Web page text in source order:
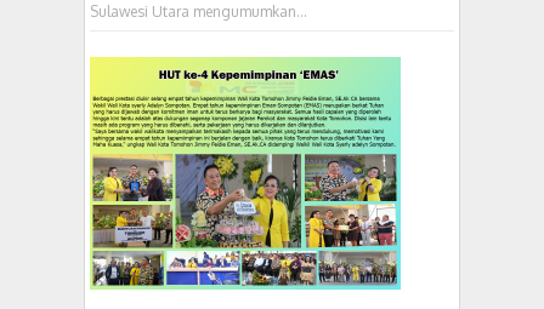
Sulawesi Utara mengumumkan...